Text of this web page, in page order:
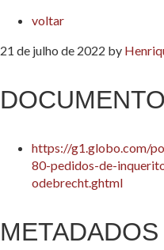
voltar
21 de julho de 2022 by
DOCUMENTO
https://g1.globo.com/
80-pedidos-de-
odebrecht.ghtml
METADADOS